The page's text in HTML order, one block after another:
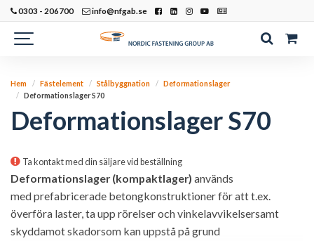
0303 - 206700 info@nfgab.se
Hem Fästelement Stålbyggnation
Deformationslager
Deformationslager S70
Deformationslager S70
Ta kontakt med din säljare vid beställning
Deformationslager (kompaktlager) används
medprefabricerade betongkonstruktionerföratt t.ex.
överföra laster,ta upp rörelser och vinkelavvikelsersamt
skyddamot skadorsom kan uppstå på grund